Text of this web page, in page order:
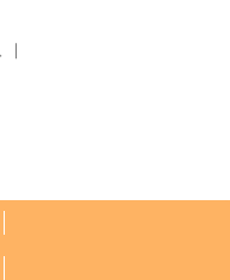
｜